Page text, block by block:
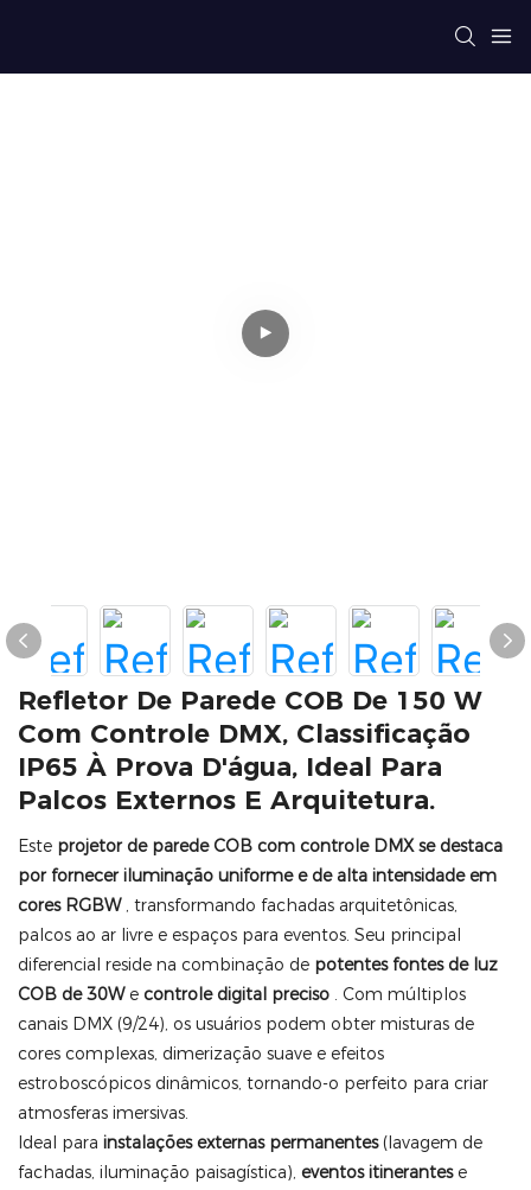
Refletor De Parede COB De 150 W
Com Controle DMX, Classificação
IP65 À Prova D'água, Ideal Para
Palcos Externos E Arquitetura.
Este projetor de parede COB com controle DMX se destaca
por fornecer iluminação uniforme e de alta intensidade em
cores RGBW, transformando fachadas arquitetônicas,
palcos ao ar livre e espaços para eventos. Seu principal
diferencial reside na combinação de potentes fontes de luz
COB de 30We controle digital preciso . Com múltiplos
canais DMX (9/24), os usuários podem obter misturas de
cores complexas, dimerização suave e efeitos
estroboscópicos dinâmicos, tornando-o perfeito para criar
atmosferas imersivas.
Ideal para instalações externas permanentes(lavagem de
fachadas, iluminação paisagística), eventos itinerantese